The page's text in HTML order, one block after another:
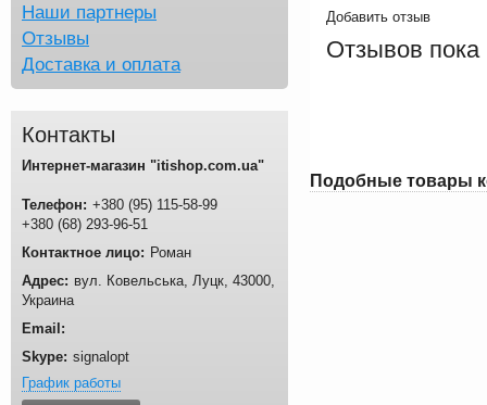
Наши партнеры
Отзывы
Доставка и оплата
Контакты
Интернет-магазин "itishop.com.ua"
Телефон: +380 (95) 115-58-99
+380 (68) 293-96-51
Контактное лицо: Роман
Адрес: вул. Ковельська Луцк 43000
Украина
Email:
Skype: signalopt
График работы
Добавить отзыв
Отзывов пока
Подобные товары